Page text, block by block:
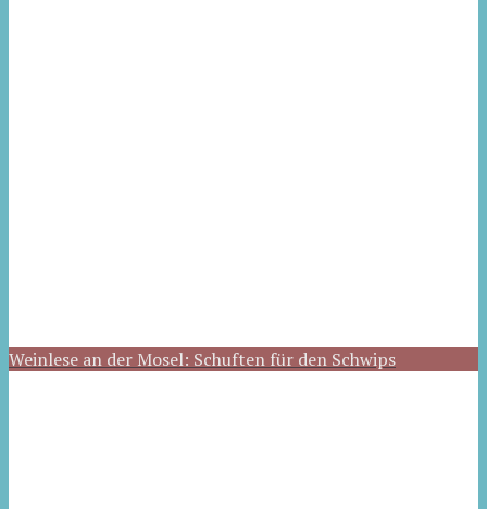
Weinlese an der Mosel: Schuften für den Schwips